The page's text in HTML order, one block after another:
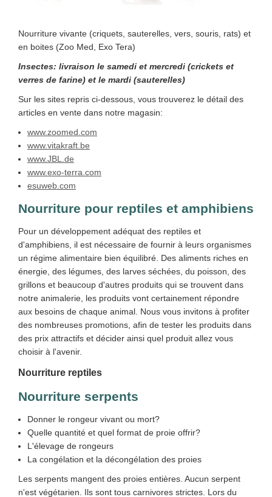
Nourriture vivante (criquets, sauterelles, vers, souris, rats) et
en boites (Zoo Med, Exo Tera)
Insectes: livraison le samedi et mercredi (crickets et
verres de farine) et le mardi (sauterelles)
Sur les sites repris ci-dessous, vous trouverez le détail des
articles en vente dans notre magasin:
www.zoomed.com
www.vitakraft.be
www.JBL.de
www.exo-terra.com
esuweb.com
Nourriture pour reptiles et amphibiens
Pour un développement adéquat des reptiles et
d'amphibiens, il est nécessaire de fournir à leurs organismes
un régime alimentaire bien équilibré. Des aliments riches en
énergie, des légumes, des larves séchées, du poisson, des
grillons et beaucoup d'autres produits qui se trouvent dans
notre animalerie, les produits vont certainement répondre
aux besoins de chaque animal. Nous vous invitons à profiter
des nombreuses promotions, afin de tester les produits dans
des prix attractifs et décider ainsi quel produit allez vous
choisir à l'avenir.
Nourriture reptiles
Nourriture serpents
Donner le rongeur vivant ou mort?
Quelle quantité et quel format de proie offrir?
L'élevage de rongeurs
La congélation et la décongélation des proies
Les serpents mangent des proies entières. Aucun serpent
n'est végétarien. Ils sont tous carnivores strictes. Lors du